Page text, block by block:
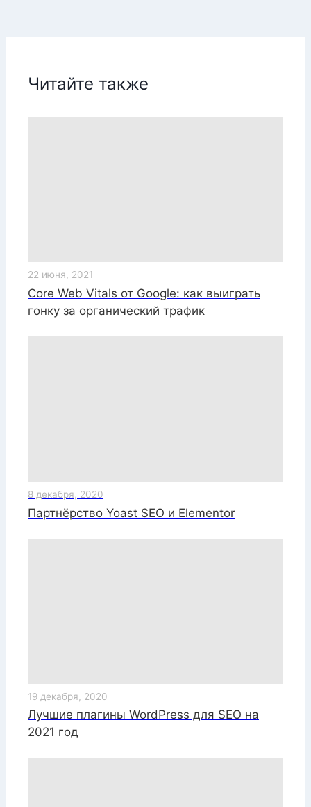
Читайте также
22 июня, 2021
Core Web Vitals от Google: как выиграть
гонку за органический трафик
8 декабря, 2020
Партнёрство Yoast SEO и Elementor
19 декабря, 2020
Лучшие плагины WordPress для SEO на
2021 год